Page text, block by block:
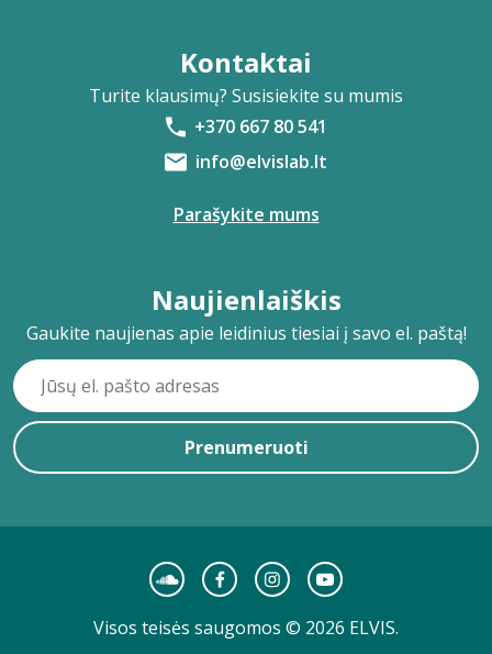
Kontaktai
Turite klausimų? Susisiekite su mumis
+370 667 80 541
info@elvislab.lt
Parašykite mums
Naujienlaiškis
Gaukite naujienas apie leidinius tiesiai į savo el. paštą!
Prenumeruoti
Visos teisės saugomos © 2026 ELVIS.